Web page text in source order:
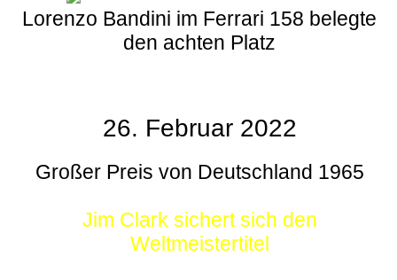
Lorenzo Bandini im Ferrari 158 belegte
den achten Platz
26. Februar 2022
Großer Preis von Deutschland 1965
Jim Clark sichert sich den
Weltmeistertitel